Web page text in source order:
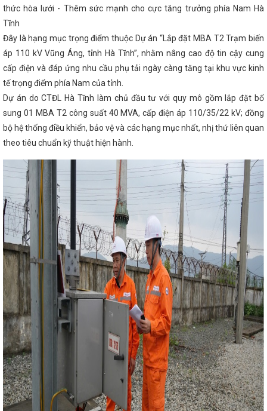
đồng hành cùng Hà Tĩnh trong giai đoạn phát triển mới
hiệu suất kinh doanh nhờ ứng dụng mạnh mẽ chuyển
lượt cài đặt
2024
‘Cú hích’ lớn cho thương hiệu Hà Tĩnh tại Hội
Thương chốt lộ trình cung ứng xăng E10 trên toàn quốc
trình “Tự hào quê hương Hà Tĩnh”
Tổ chức
Thương nhiệm kỳ 2024-2027
Khai mạc Hội
thôn tiêu biểu khu vực phía Bắc năm 2022
Trung tâm Điều độ Hệ thống điện Quốc gia về Bộ
Hà Tĩnh: Chương trình “Tết sum vầy – Xuân chia
vui, tình cảm ấm áp cho đoàn viên, người lao động
Tuyên giáo và Dân vận Tỉnh ủy Hà Tĩnh
Gần 100
tham gia Hội chợ mùa Thu năm 2025
KINH DOANH VÀ XUẤT, NHẬP KHẨU NĂM 2023
Quý II năm 2025
Đặc sản Hà Tĩnh chinh phục
Mùa thu 2025 lần thứ nhất
Hà Tĩnh thành lập Cụm
vốn gần 447 tỷ đồng
Tích cực, chủ động triển khai
hoàn, sản xuất và tiêu dùng bền vững, thương mại bền
của Liên minh Châu Âu
Phó Giám đốc Sở Công
mở cơ hội tăng trưởng mới
Công đoàn ngành
tại các Công đoàn cơ sở trực thuộc
Trao 21 giải
đổi số lĩnh vực Công Thương
Nghị định của
lý chợ có hiệu lực thi hành kể từ ngày 01/8/2024
Kết
OCOP Hà Tĩnh
CĐN Công Thương: Phát động
Tăng cường kết nối cung cầu tiêu thụ sản phẩm (Theo
Tĩnh)
Khởi công 2 dự án năng lượng gần 850 tỷ
Tập trung cao cho các nhiệm vụ phát triển kinh tế -
Tình hình thị trường cận kề Tết Nguyên đán Giáp Thìn
hiện Nghị quyết Đại hội Đảng bộ Sở Công Thương lần
HÀ TĨNH: TIẾP NHẬN NGUYÊN TRẠNG CỤC QUẢN LÝ THỊ
TỔ CHỨC LẠI THÀNH CHI CỤC QUẢN LÝ THỊ TRƯỜNG
Hội nghị trực tuyến đánh giá tình hình sản xuất công
đán năm 2024
Quy định xử phạt vi phạm
và vật liệu nổ công nghiệp
Thực hiện tốt Cuộc
dùng hàng Việt Nam”
Hà Tĩnh quán triệt các
trình hành động thực hiện Nghị quyết Đại hội
thức hòa lưới - Thêm sức mạnh cho cực tăng trưởng phía Nam Hà
Tĩnh
Đây là hạng mục trọng điểm thuộc Dự án “Lắp đặt MBA T2 Trạm biến
áp 110 kV Vũng Áng, tỉnh Hà Tĩnh”, nhằm nâng cao độ tin cậy cung
cấp điện và đáp ứng nhu cầu phụ tải ngày càng tăng tại khu vực kinh
tế trọng điểm phía Nam của tỉnh.
Dự án do CTĐL Hà Tĩnh làm chủ đầu tư với quy mô gồm lắp đặt bổ
sung 01 MBA T2 công suất 40 MVA, cấp điện áp 110/35/22 kV; đồng
bộ hệ thống điều khiển, bảo vệ và các hạng mục nhất, nhị thứ liên quan
theo tiêu chuẩn kỹ thuật hiện hành.